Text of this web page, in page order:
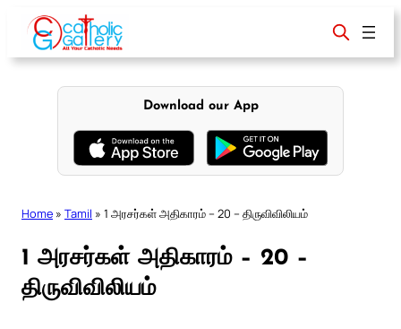
content
Download our App
Home » Tamil » 1 அரசர்கள் அதிகாரம் – 20 – திருவிவிலியம்
1 அரசர்கள் அதிகாரம் – 20 –
திருவிவிலியம்